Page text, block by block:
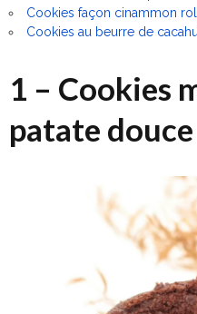
Cookies façon cinammon
Cookies au beurre de
1 – Cookies
patate douce